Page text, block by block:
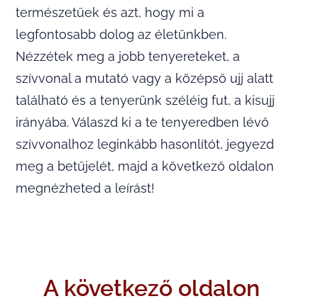
természetűek és azt, hogy mi a
legfontosabb dolog az életünkben.
Nézzétek meg a jobb tenyereteket, a
szívvonal a mutató vagy a középső ujj alatt
található és a tenyerünk széléig fut, a kisujj
irányába. Válaszd ki a te tenyeredben lévő
szívvonalhoz leginkább hasonlítót, jegyezd
meg a betűjelét, majd a következő oldalon
megnézheted a leírást!
A következő oldalon